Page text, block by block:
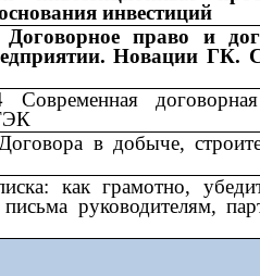
инвестиций
право и
Новации ГК.
в добыче,
как грамотно,
письма руководителям,